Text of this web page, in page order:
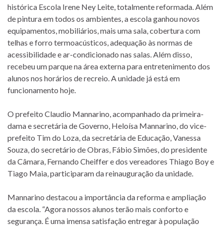
histórica Escola Irene Ney Leite, totalmente reformada. Além
de pintura em todos os ambientes, a escola ganhou novos
equipamentos, mobiliários, mais uma sala, cobertura com
telhas e forro termoacústicos, adequação às normas de
acessibilidade e ar-condicionado nas salas. Além disso,
recebeu um parque na área externa para entretenimento dos
alunos nos horários de recreio. A unidade já está em
funcionamento hoje.
O prefeito Claudio Mannarino, acompanhado da primeira-
dama e secretária de Governo, Heloísa Mannarino, do vice-
prefeito Tim do Loza, da secretária de Educação, Vanessa
Souza, do secretário de Obras, Fábio Simões, do presidente
da Câmara, Fernando Cheiffer e dos vereadores Thiago Boy e
Tiago Maia, participaram da reinauguração da unidade.
Mannarino destacou a importância da reforma e ampliação
da escola. “Agora nossos alunos terão mais conforto e
segurança. É uma imensa satisfação entregar à população